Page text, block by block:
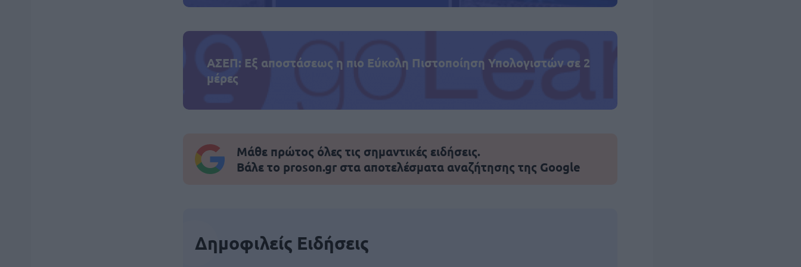
ΑΣΕΠ: Εξ αποστάσεως η πιο Εύκολη Πιστοποίηση Υπολογιστών σε 2
μέρες
Μάθε πρώτος όλες τις σημαντικές ειδήσεις.
Βάλε το proson.gr στα αποτελέσματα αναζήτησης της Google
Δημοφιλείς Ειδήσεις